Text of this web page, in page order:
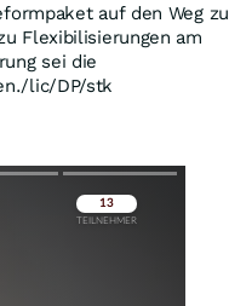
auf den Weg zu
Flexibilisierungen am
sei die
lic/DP/stk